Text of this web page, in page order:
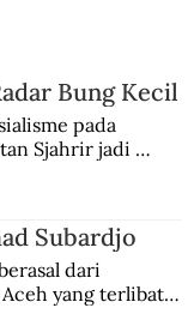
Bung Kecil
pada
Sjahrir jadi
Subardjo
dari
yang terlibat